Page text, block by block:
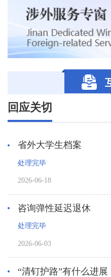
回应关切
省外大学生档案
处理完毕
2026-06-18
咨询弹性延迟退休
处理完毕
2026-06-03
“清钉护路”有什么进展